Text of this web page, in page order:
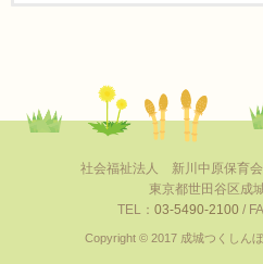
社会福祉法人 新川中原保育
東京都世田谷区
TEL： 03-5490-2100 /
Copyright © 2017 成城つくしん